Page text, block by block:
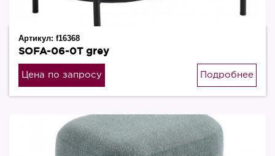
Артикул: f16368
SOFA-06-0T grey
Цена по запросу Подробнее